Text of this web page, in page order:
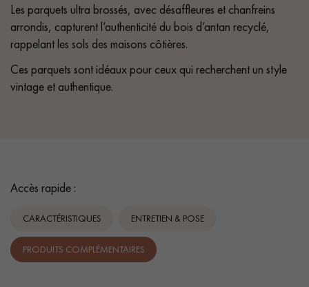
Les parquets ultra brossés, avec désaffleures et chanfreins
arrondis, capturent l’authenticité du bois d’antan recyclé,
rappelant les sols des maisons côtières.
Ces parquets sont idéaux pour ceux qui recherchent un style
vintage et authentique.
Accès rapide :
CARACTÉRISTIQUES ENTRETIEN & POSE
PRODUITS COMPLÉMENTAIRES